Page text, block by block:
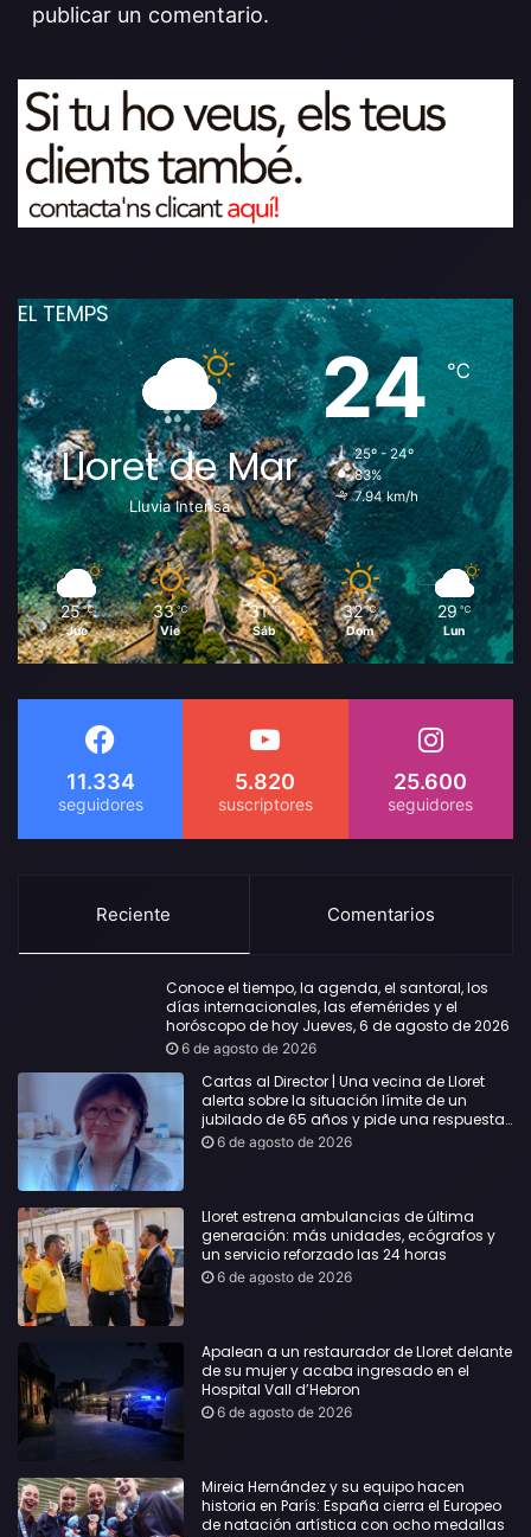
publicar un comentario.
EL TEMPS
Lloret de Mar
Lluvia Intensa
24℃
25º - 24º
83%
7.94 km/h
25 ℃
Jue
33 ℃
Vie
31 ℃
Sáb
32 ℃
Dom
29 ℃
Lun
11.334 5.820 25.600
Reciente Comentarios
Conoce el tiempo, la agenda, el santoral, los
días internacionales, las efemérides y el
horóscopo de hoy Jueves, 6 de agosto de 2026
6 de agosto de 2026
Cartas al Director | Una vecina de Lloret
alerta sobre la situación límite de un
jubilado de 65 años y pide una respuesta
urgente
6 de agosto de 2026
Lloret estrena ambulancias de última
generación: más unidades, ecógrafos y
un servicio reforzado las 24 horas
6 de agosto de 2026
Apalean a un restaurador de Lloret delante
de su mujer y acaba ingresado en el
Hospital Vall d’Hebron
6 de agosto de 2026
Mireia Hernández y su equipo hacen
historia en París: España cierra el Europeo
de natación artística con ocho medallas